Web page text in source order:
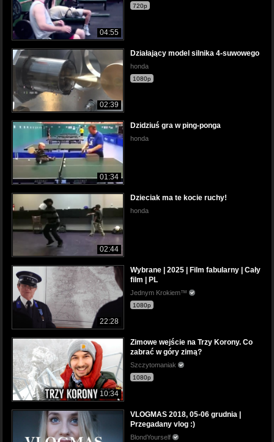
04:55
720p
02:39
Działający model silnika 4-suwowego
honda
1080p
01:34
Dzidziuś gra w ping-ponga
honda
02:44
Dzieciak ma te kocie ruchy!
honda
22:28
Wybrane | 2025 | Film fabularny | Cały
film | PL
Jednym Krokiem™
1080p
10:34
Zimowe wejście na Trzy Korony. Co
zabrać w góry zimą?
Szczytomaniak
1080p
VLOGMAS 2018, 05-06 grudnia |
Przegadany vlog :)
BlondYourself